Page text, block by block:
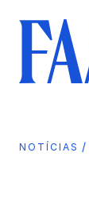
NOTÍCIAS /